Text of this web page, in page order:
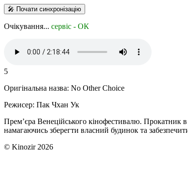
🎤 Почати синхронізацію
Очікування... сервіс - ОК
5
Оригінальна назва: No Other Choice
Режисер: Пак Чхан Ук
Прем’єра Венеційського кінофестивалю. Прокатник
намагаючись зберегти власний будинок та
© Kinozir 2026